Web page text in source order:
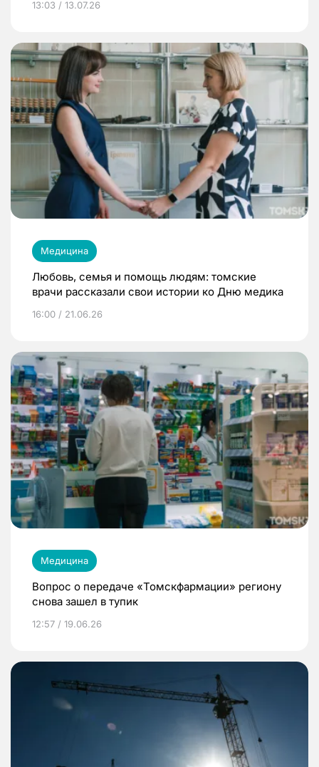
13:03 / 13.07.26
Медицина
Любовь, семья и помощь людям: томские
врачи рассказали свои истории ко Дню медика
16:00 / 21.06.26
Медицина
Вопрос о передаче «Томскфармации» региону
снова зашел в тупик
12:57 / 19.06.26